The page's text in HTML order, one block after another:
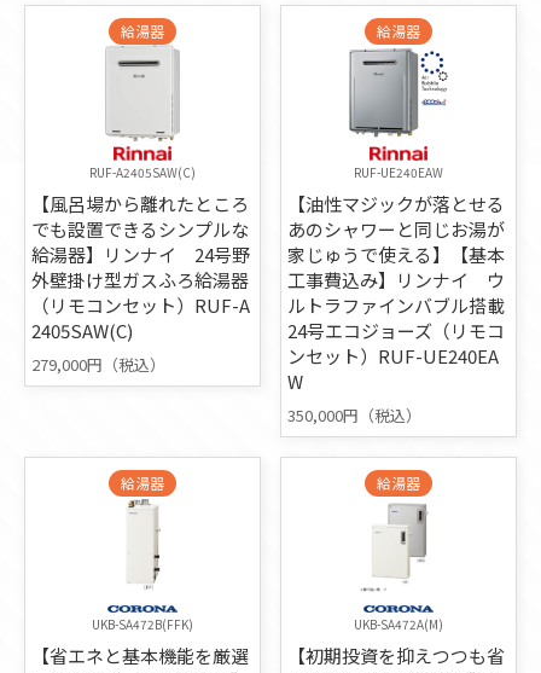
給湯器
RUF-A2405SAW(C)
【風呂場から離れたところ
でも設置できるシンプルな
給湯器】リンナイ 24号野
外壁掛け型ガスふろ給湯器
（リモコンセット）RUF-A
2405SAW(C)
279,000円（税込）
給湯器
RUF-UE240EAW
【油性マジックが落とせる
あのシャワーと同じお湯が
家じゅうで使える】【基本
工事費込み】リンナイ ウ
ルトラファインバブル搭載
24号エコジョーズ（リモコ
ンセット）RUF-UE240EA
W
350,000円（税込）
給湯器
UKB-SA472B(FFK)
【省エネと基本機能を厳選
給湯器
UKB-SA472A(M)
【初期投資を抑えつつも省